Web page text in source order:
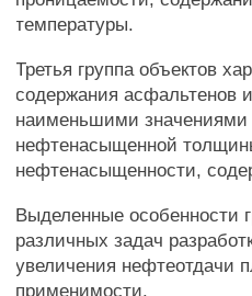
температуры.
Третья группа объектов
содержания асфальтенов
наименьшими
нефтенасыщенной
нефтенасыщенности,
Выделенные особенности
различных задач
увеличения нефтеотдачи
применимости.